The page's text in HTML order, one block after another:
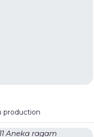
production